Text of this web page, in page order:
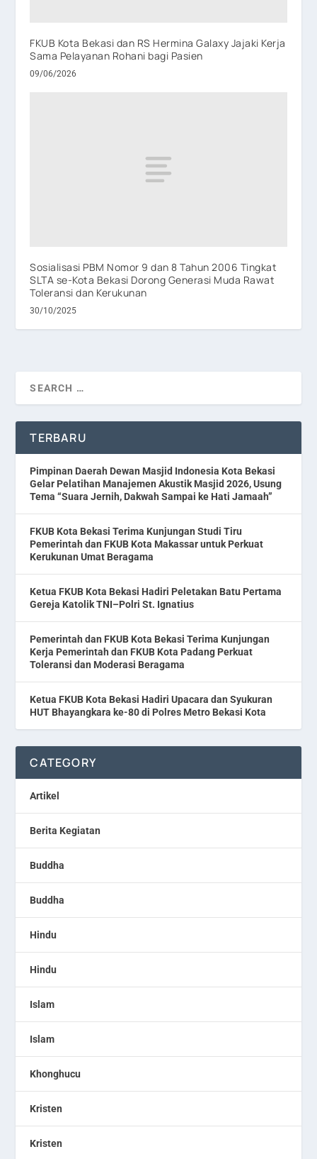
FKUB Kota Bekasi dan RS Hermina Galaxy Jajaki Kerja
Sama Pelayanan Rohani bagi Pasien
09/06/2026
Sosialisasi PBM Nomor 9 dan 8 Tahun 2006 Tingkat
SLTA se-Kota Bekasi Dorong Generasi Muda Rawat
Toleransi dan Kerukunan
30/10/2025
TERBARU
Pimpinan Daerah Dewan Masjid Indonesia Kota Bekasi
Gelar Pelatihan Manajemen Akustik Masjid 2026, Usung
Tema “Suara Jernih, Dakwah Sampai ke Hati Jamaah”
FKUB Kota Bekasi Terima Kunjungan Studi Tiru
Pemerintah dan FKUB Kota Makassar untuk Perkuat
Kerukunan Umat Beragama
Ketua FKUB Kota Bekasi Hadiri Peletakan Batu Pertama
Gereja Katolik TNI–Polri St. Ignatius
Pemerintah dan FKUB Kota Bekasi Terima Kunjungan
Kerja Pemerintah dan FKUB Kota Padang Perkuat
Toleransi dan Moderasi Beragama
Ketua FKUB Kota Bekasi Hadiri Upacara dan Syukuran
HUT Bhayangkara ke-80 di Polres Metro Bekasi Kota
CATEGORY
Artikel
Berita Kegiatan
Buddha
Buddha
Hindu
Hindu
Islam
Islam
Khonghucu
Kristen
Kristen